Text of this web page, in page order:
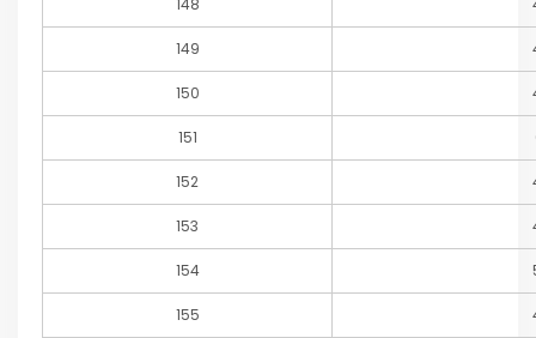
148
149
150
151
152
153
154
155